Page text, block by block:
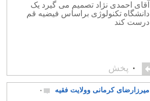
آقای احمدی نژاد تصمیم می گیرد یک
دانشگاه تکنولوژی براساس فیضیه قم
درست کند
۰ پخش
میرزارضای کرمانی وولایت فقیه ۰